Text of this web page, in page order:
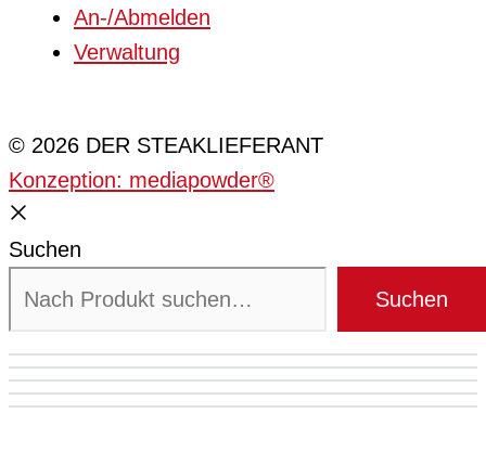
An-/Abmelden
Verwaltung
© 2026 DER STEAKLIEFERANT
Konzeption: mediapowder®
Suchen
Suchen